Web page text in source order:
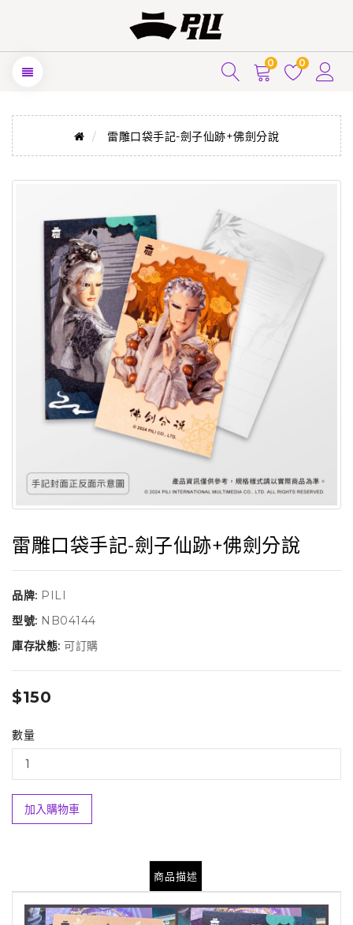
0 0
雷雕口袋手記-劍子仙跡+佛劍分說
雷雕口袋手記-劍子仙跡+佛劍分說
品牌: PILI
型號: NB04144
庫存狀態: 可訂購
$150
數量
加入購物車
商品描述